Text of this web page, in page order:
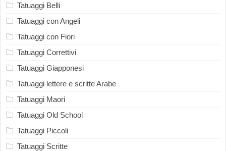
Tatuaggi Belli
Tatuaggi con Angeli
Tatuaggi con Fiori
Tatuaggi Correttivi
Tatuaggi Giapponesi
Tatuaggi lettere e scritte Arabe
Tatuaggi Maori
Tatuaggi Old School
Tatuaggi Piccoli
Tatuaggi Scritte